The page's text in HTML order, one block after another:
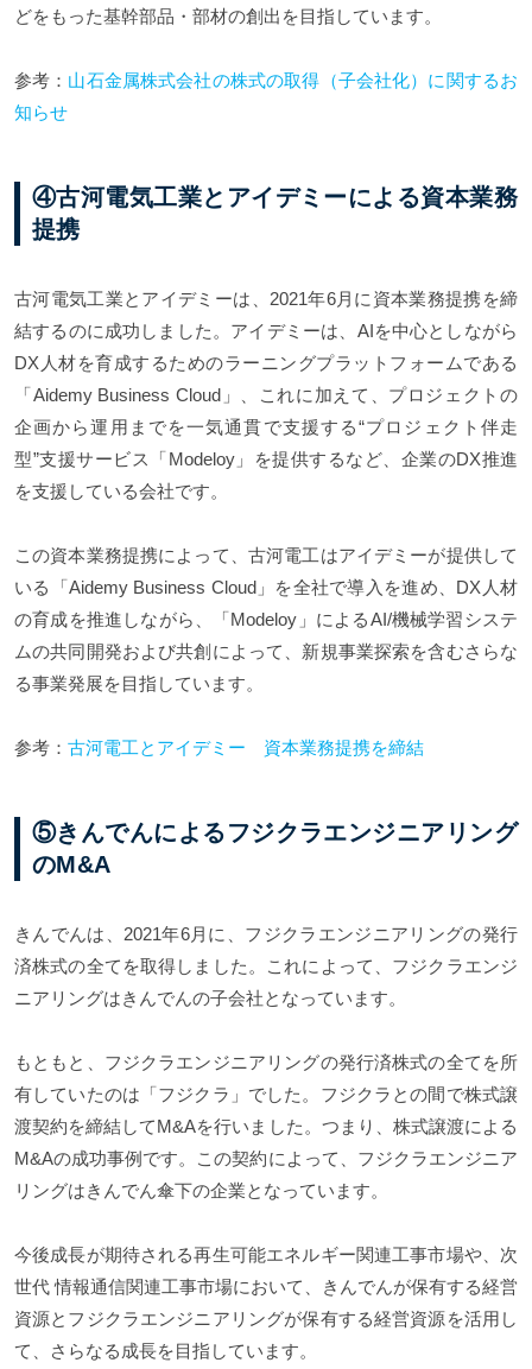
どをもった基幹部品・部材の創出を目指しています。
参考： 山石金属株式会社の株式の取得（子会社化）に関するお
知らせ
④古河電気工業とアイデミーによる資本業務
提携
古河電気工業とアイデミーは、2021年6月に資本業務提携を締
結するのに成功しました。アイデミーは、AIを中心としながら
DX人材を育成するためのラーニングプラットフォームである
「Aidemy Business Cloud」、これに加えて、プロジェクトの
企画から運用までを一気通貫で支援する“プロジェクト伴走
型”支援サービス「Modeloy」を提供するなど、企業のDX推進
を支援している会社です。
この資本業務提携によって、古河電工はアイデミーが提供して
いる「Aidemy Business Cloud」を全社で導入を進め、DX人材
の育成を推進しながら、「Modeloy」によるAI/機械学習システ
ムの共同開発および共創によって、新規事業探索を含むさらな
る事業発展を目指しています。
参考： 古河電工とアイデミー 資本業務提携を締結
⑤きんでんによるフジクラエンジニアリング
のM&A
きんでんは、2021年6月に、フジクラエンジニアリングの発行
済株式の全てを取得しました。これによって、フジクラエンジ
ニアリングはきんでんの子会社となっています。
もともと、フジクラエンジニアリングの発行済株式の全てを所
有していたのは「フジクラ」でした。フジクラとの間で株式譲
渡契約を締結してM&Aを行いました。つまり、株式譲渡による
M&Aの成功事例です。この契約によって、フジクラエンジニア
リングはきんでん傘下の企業となっています。
今後成長が期待される再生可能エネルギー関連工事市場や、次
世代 情報通信関連工事市場において、きんでんが保有する経営
資源とフジクラエンジニアリングが保有する経営資源を活用し
て、さらなる成長を目指しています。